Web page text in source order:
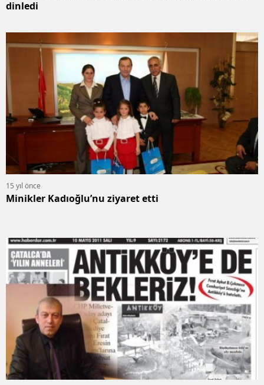
dinledi
15 yıl önce
Minikler Kadıoğlu’nu ziyaret etti